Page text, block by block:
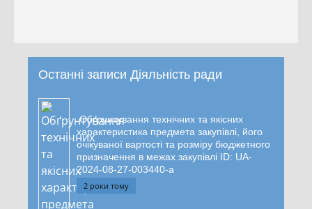
Останні записи Діяльність ради
Обґрунтування технічних та якісних
характеристика предмета закупівлі, його
очікуваної вартості та розміру бюджетного
призначення в межах закупівлі ID: UA-
2024-08-27-003440-a
2 роки тому